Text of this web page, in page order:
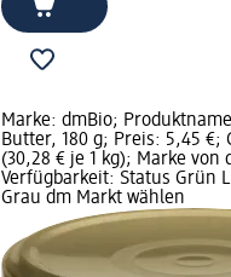
Marke: dmBio;
Butter, 180 g; Preis: 5,45 €;
(30,28 € je 1 kg); Marke von
Verfügbarkeit: Status Grün
Grau dm Markt wählen